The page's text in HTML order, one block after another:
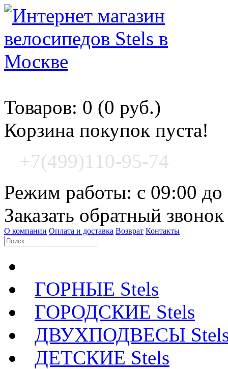
Товаров: 0 (0 руб.)
Корзина покупок пуста!
+7(499)110-95-74
Режим работы: с 09:00 до
Заказать обратный звонок
О компании Оплата и доставка Возврат Контакты
ГОРНЫЕ Stels
ГОРОДСКИЕ Stels
ДВУХПОДВЕСЫ
ДЕТСКИЕ Stels